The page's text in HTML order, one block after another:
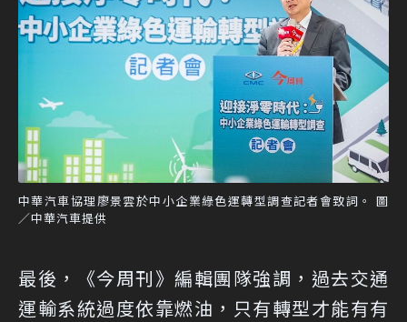
中華汽車協理廖景雲於中小企業綠色運轉型調查記者會致詞。 圖
／中華汽車提供
最後，《今周刊》編輯團隊強調，過去交通
運輸系統過度依靠燃油，只有轉型才能有有